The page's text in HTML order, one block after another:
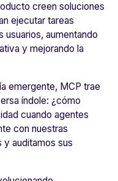
creen soluciones
ejecutar tareas
aumentando
y mejorando la
emergente, MCP trae
índole: ¿cómo
cuando agentes
con nuestras
y auditamos sus